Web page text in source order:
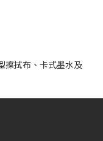
擦拭布、卡式墨水及